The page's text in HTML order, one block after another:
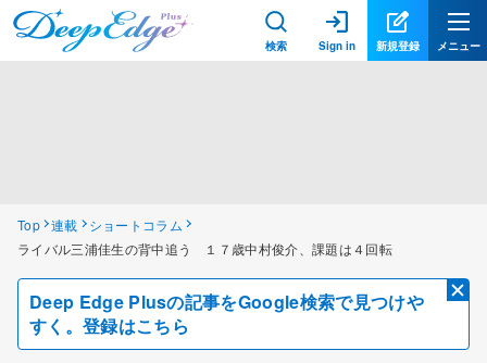
検索 Sign in 新規登録 メニュー
Top 連載
ショートコラム
ライバル三浦佳生の背中追う １７歳中村俊介、課題は４回転
Deep Edge Plusの記事をGoogle検索で見つけや
すく。登録はこちら